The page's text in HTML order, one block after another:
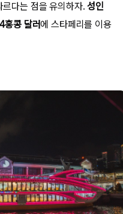
르다는 점을 유의하자.성인
홍콩 달러에 스타페리를 이용